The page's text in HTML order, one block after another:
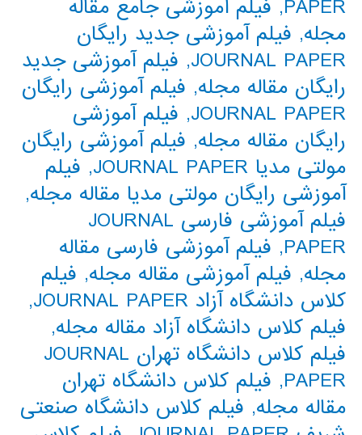
PAPER
, فیلم آموزشی جامع مقاله
مجله, فیلم آموزشی جدید رایگان
JOURNAL PAPER
, فیلم آموزشی جدید
رایگان مقاله مجله, فیلم آموزشی رایگان
JOURNAL PAPER
, فیلم آموزشی
رایگان مقاله مجله, فیلم آموزشی رایگان
مولتی مدیا JOURNAL PAPER
, فیلم
آموزشی رایگان مولتی مدیا مقاله مجله,
فیلم آموزشی فارسی JOURNAL
PAPER
, فیلم آموزشی فارسی مقاله
مجله, فیلم آموزشی مقاله مجله, فیلم
کلاس دانشگاه آزاد JOURNAL PAPER
,
فیلم کلاس دانشگاه آزاد مقاله مجله,
فیلم کلاس دانشگاه تهران JOURNAL
PAPER
, فیلم کلاس دانشگاه تهران
مقاله مجله, فیلم کلاس دانشگاه صنعتی